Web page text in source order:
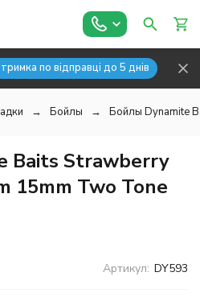
по відправці до 5 днів
Бойлы Бойлы Dynamite
Baits Strawberry
15mm Two Tone
Артикул: DY593